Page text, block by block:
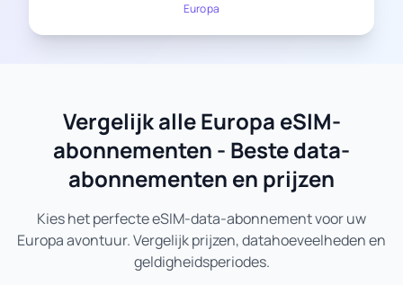
Europa
Vergelijk alle Europa eSIM-
abonnementen - Beste data-
abonnementen en prijzen
Kies het perfecte eSIM-data-abonnement voor uw
Europa avontuur. Vergelijk prijzen, datahoeveelheden en
geldigheidsperiodes.